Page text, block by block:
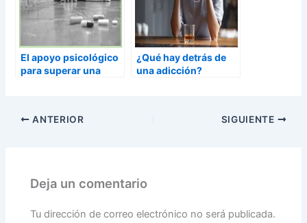
El apoyo psicológico
para superar una
¿Qué hay detrás de
una adicción?
ANTERIOR SIGUIENTE
Deja un comentario
Tu dirección de correo electrónico no será publicada.